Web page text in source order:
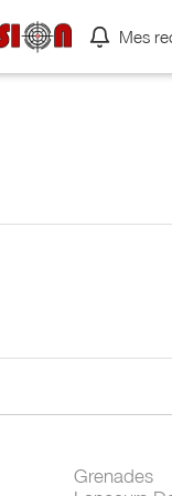
Mes
Grenades